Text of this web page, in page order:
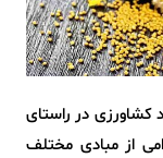
کشاورزی در راستای
از مبادی مختلف